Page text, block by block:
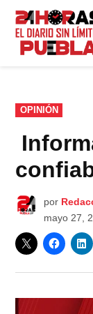
Saltar
contenido
PUBLICADO
EN
OPINIÓN
por
mayo 27,